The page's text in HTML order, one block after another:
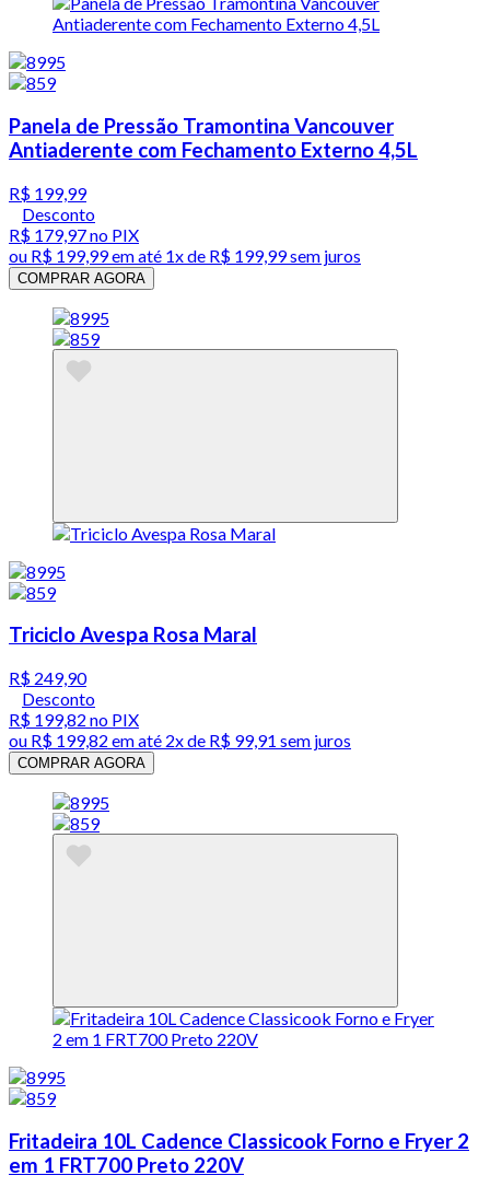
Panela de Pressão Tramontina Vancouver
Antiaderente com Fechamento Externo 4,5L
R$ 199,99
Desconto
R$ 179,97no PIX
ou R$ 199,99em até 1x de R$ 199,99sem juros
COMPRAR AGORA
Triciclo Avespa Rosa Maral
R$ 249,90
Desconto
R$ 199,82 no PIX
ou R$ 199,82 em até 2x de R$ 99,91 sem juros
COMPRAR AGORA
Fritadeira 10L Cadence Classicook Forno e Fryer 2
em 1 FRT700 Preto 220V